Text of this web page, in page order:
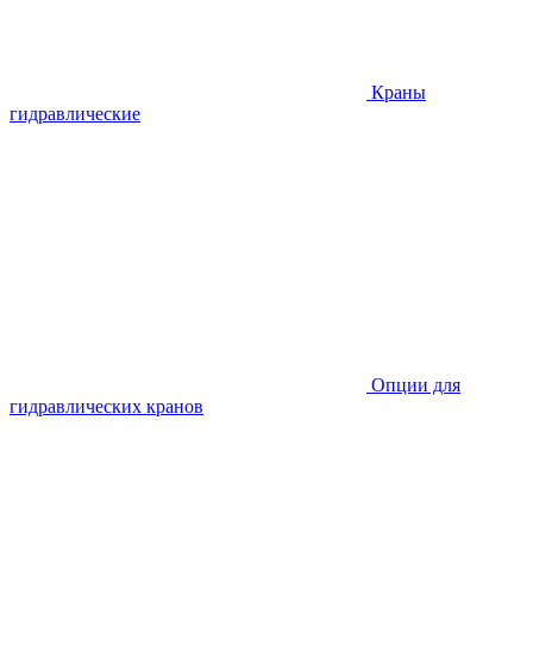
Краны
гидравлические
Опции для
гидравлических кранов